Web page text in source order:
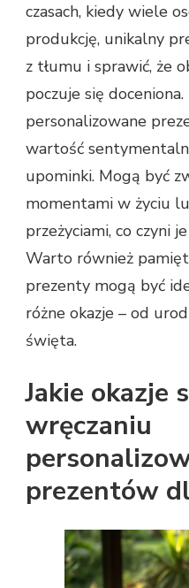
czasach, kiedy wiele
produkcję, unikalny
z tłumu i sprawić, że
poczuje się
personalizowane
wartość
upominki. Mogą być
momentami w życiu
przeżyciami, co czyni
Warto również
prezenty mogą być
różne okazje – od
święta.
Jakie okazje
wręczaniu
prezentów